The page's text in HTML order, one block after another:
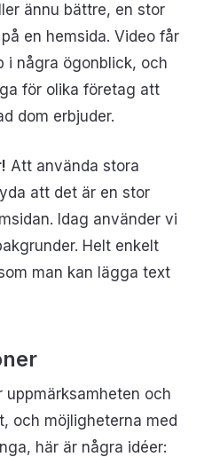
ännu bättre, en stor
en hemsida. Video får
i några ögonblick, och
för olika företag att
dom erbjuder.
Att använda stora
att det är en stor
Idag använder vi
Helt enkelt
man kan lägga text
och
och möjligheterna med
här är några idéer: